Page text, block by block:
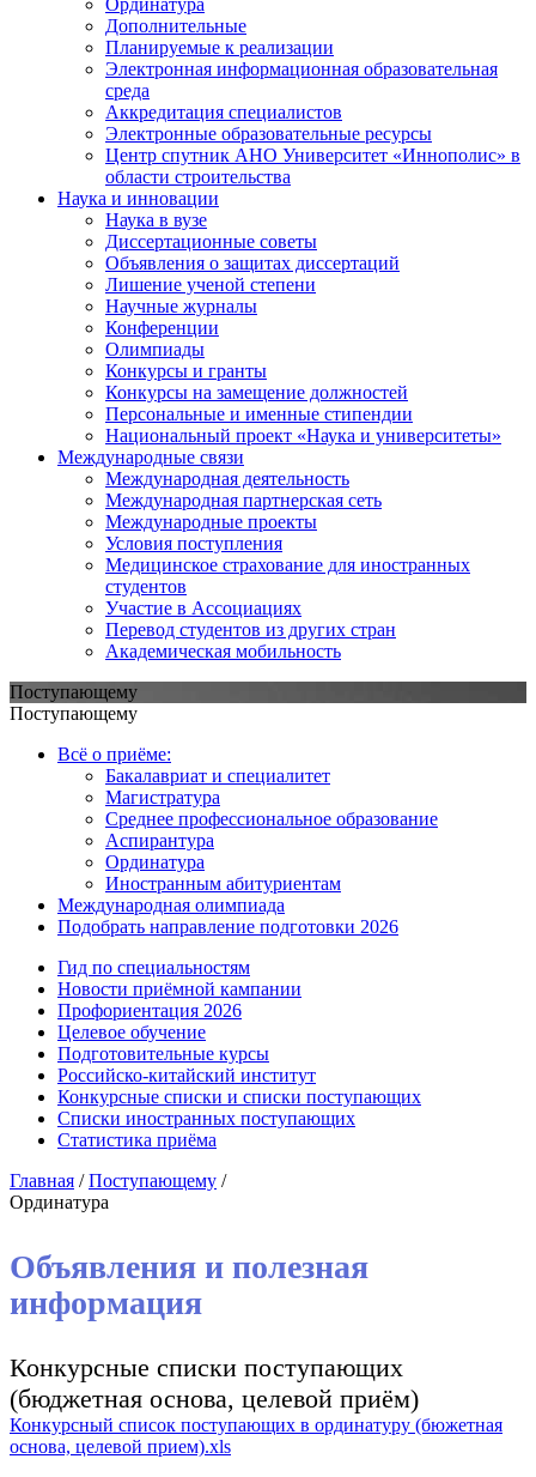
Дополнительные
Планируемые к реализации
Электронная информационная образовательная
среда
Аккредитация специалистов
Электронные образовательные ресурсы
Центр спутник АНО Университет «Иннополис» в
области строительства
Наука и инновации
Наука в вузе
Диссертационные советы
Объявления о защитах диссертаций
Лишение ученой степени
Научные журналы
Конференции
Олимпиады
Конкурсы и гранты
Конкурсы на замещение должностей
Персональные и именные стипендии
Национальный проект «Наука и университеты»
Международные связи
Международная деятельность
Международная партнерская сеть
Международные проекты
Условия поступления
Медицинское страхование для иностранных
студентов
Участие в Ассоциациях
Перевод студентов из других стран
Академическая мобильность
Поступающему
Поступающему
Всё о приёме:
Бакалавриат и специалитет
Магистратура
Среднее профессиональное образование
Аспирантура
Ординатура
Иностранным абитуриентам
Международная олимпиада
Подобрать направление подготовки 2026
Гид по специальностям
Новости приёмной кампании
Профориентация 2026
Целевое обучение
Подготовительные курсы
Российско-китайский институт
Конкурсные списки и списки поступающих
Списки иностранных поступающих
Статистика приёма
Главная /Поступающему /
Ординатура
Объявления и полезная
информация
Конкурсные списки поступающих
(бюджетная основа, целевой приём)
Конкурсный список поступающих в ординатуру (бюжетная
основа, целевой прием).xls